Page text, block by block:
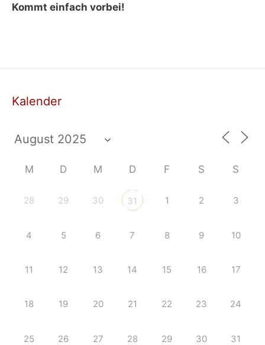
Kommt einfach vorbei!
Kalender
M D M D F S S
28 29 30 31 1 2 3
4 5 6 7 8 9 10
11 12 13 14 15 16 17
18 19 20 21 22 23 24
25 26 27 28 29 30 31